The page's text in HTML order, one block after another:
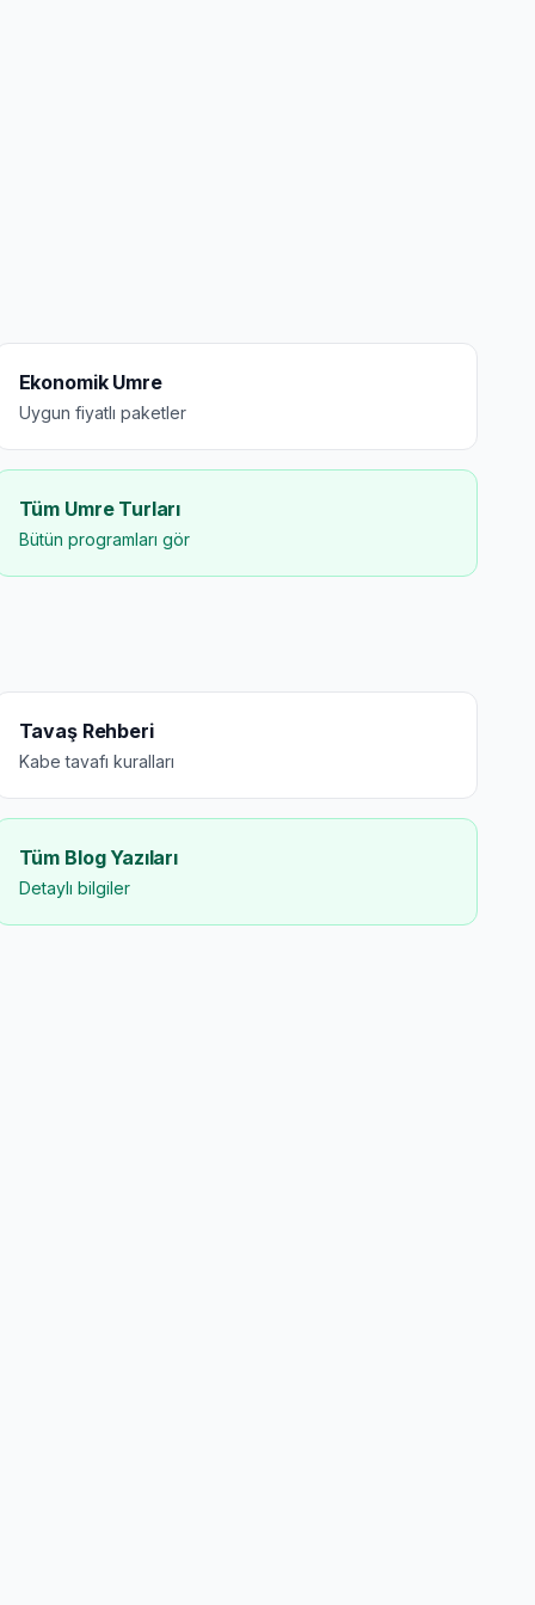
Ekonomik Umre
Uygun fiyatlı paketler
Tüm Umre Turları
Bütün programları gör
Tavaş Rehberi
Kabe tavafı kuralları
Tüm Blog Yazıları
Detaylı bilgiler